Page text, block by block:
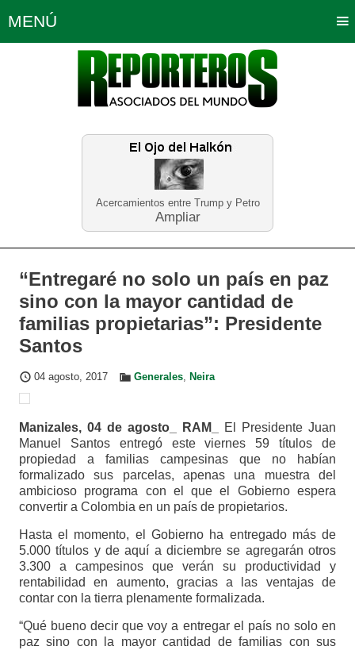
Acercamientos entre Trump y Petro
Ampliar
MENÚ
Política Opinión Bogotá
Planeta Tierra Deportes
Educación Neira
“Entregaré no solo un país en paz
sino con la mayor cantidad de
familias propietarias”: Presidente
Santos
04 agosto, 2017 Generales, Neira
Manizales, 04 de agosto_ RAM_
El Presidente Juan
Manuel Santos entregó este viernes 59 títulos de
propiedad a familias campesinas que no habían
formalizado sus parcelas, apenas una muestra del
ambicioso programa con el que el Gobierno espera
convertir a Colombia en un país de propietarios.
Hasta el momento, el Gobierno ha entregado más de
5.000 títulos y de aquí a diciembre se agregarán otros
3.300 a campesinos que verán su productividad y
rentabilidad en aumento, gracias a las ventajas de
contar con la tierra plenamente formalizada.
“Qué bueno decir que voy a entregar el país no solo en
paz sino con la mayor cantidad de familias con sus